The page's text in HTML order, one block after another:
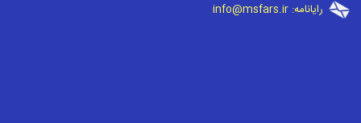
رایانامه:info@msfars.ir